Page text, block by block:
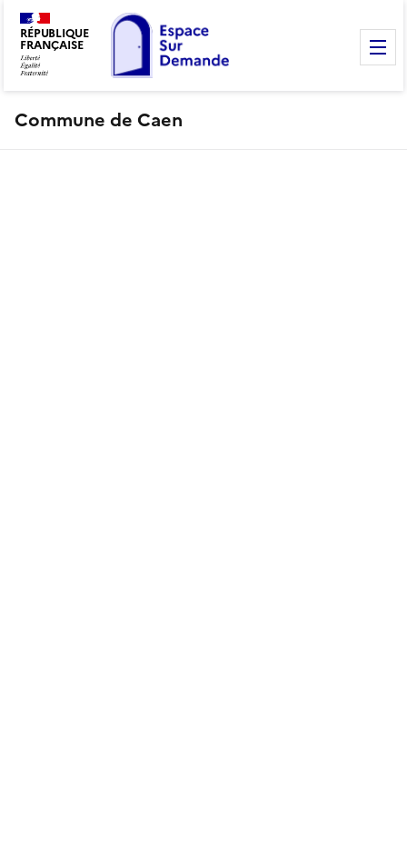
RÉPUBLIQUE
FRANÇAISE
Commune de Caen